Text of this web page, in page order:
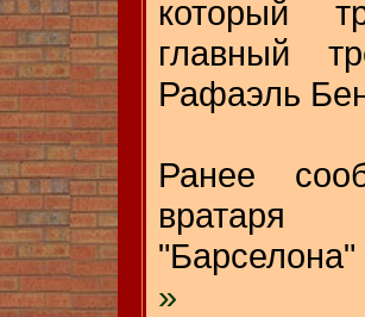
который
главный
Рафаэль
Ранее
»